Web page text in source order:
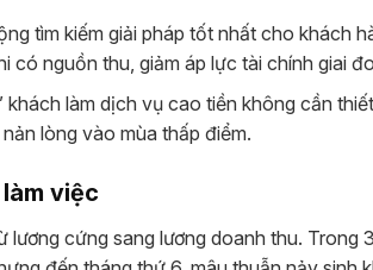
tìm kiếm giải pháp tốt nhất cho khách
có nguồn thu, giảm áp lực tài chính giai
khách làm dịch vụ cao tiền không cần
lòng vào mùa thấp điểm.
việc
cứng sang lương doanh thu. Trong